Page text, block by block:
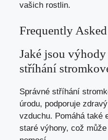
vašich rostlin.
Frequently
Jaké jsou
stříhání
Správné stříhání
úrodu, podporuje
vzduchu. Pomáhá také
staré výhony, což